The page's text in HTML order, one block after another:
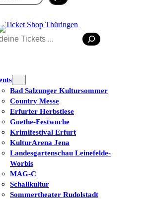
Bad Salzunger Kultursommer
Country Messe
Erfurter Herbstlese
Goethe-Festwoche
Krimifestival Erfurt
KulturArena Jena
Landesgartenschau Leinefelde-
Worbis
MAG-C
Schallkultur
Sommertheater Rudolstadt